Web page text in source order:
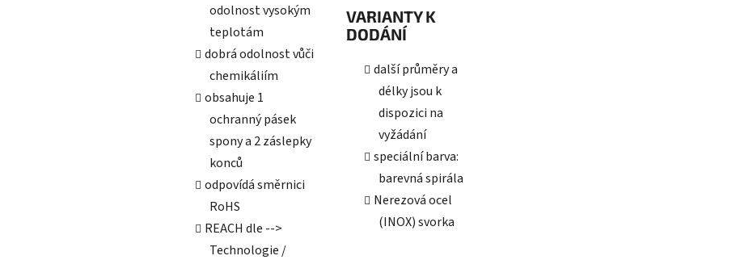
odolnost vysokým
teplotám
dobrá odolnost vůči
chemikáliím
obsahuje 1
ochranný pásek
spony a 2 záslepky
konců
odpovídá směrnici
RoHS
REACH dle -->
Technologie /
VARIANTY K
DODÁNÍ
další průměry a
délky jsou k
dispozici na
vyžádání
speciální barva:
barevná spirála
Nerezová ocel
(INOX) svorka